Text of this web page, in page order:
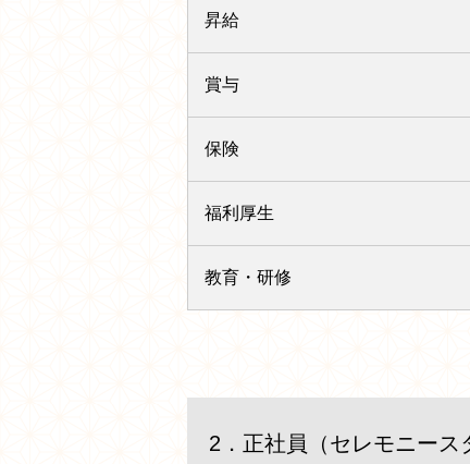
昇給
賞与
保険
福利厚生
教育・研修
2．正社員（セレモニース